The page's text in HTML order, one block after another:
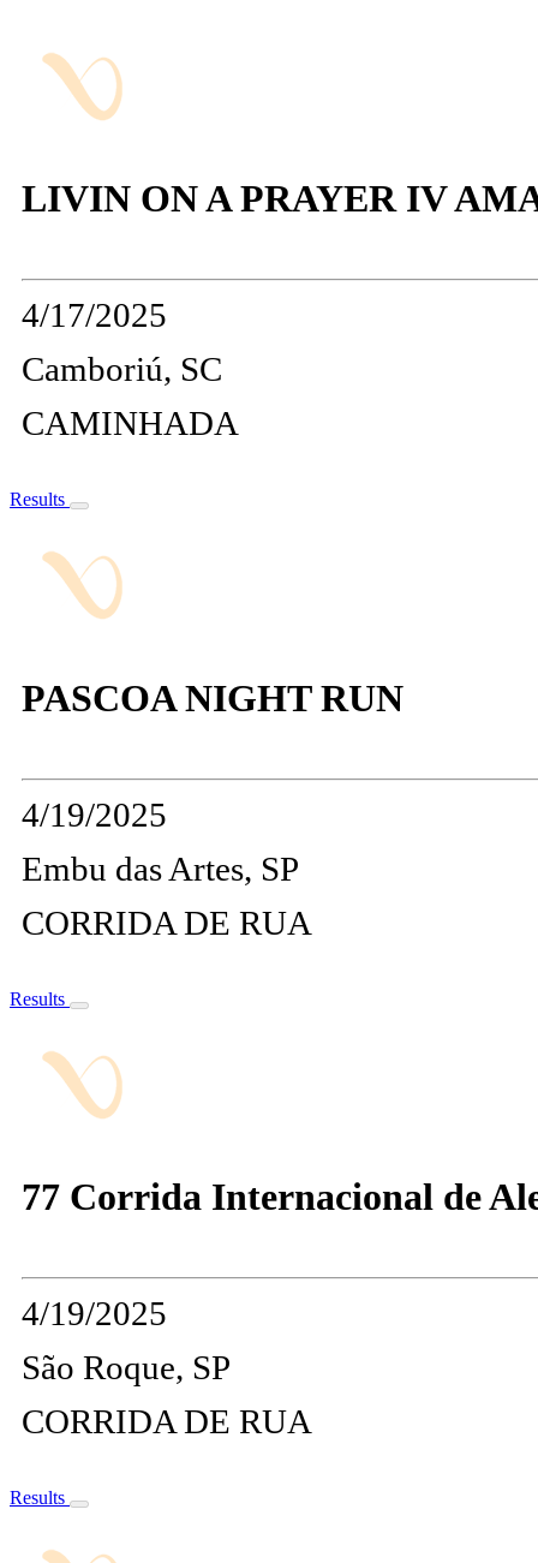
LIVIN ON A PRAYER IV
4/17/2025
Camboriú, SC
CAMINHADA
Results
PASCOA NIGHT RUN
4/19/2025
Embu das Artes, SP
CORRIDA DE RUA
Results
77 Corrida Internacional de
4/19/2025
São Roque, SP
CORRIDA DE RUA
Results